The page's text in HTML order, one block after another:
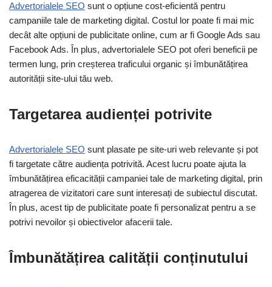
Advertorialele SEO sunt o opțiune cost-eficientă pentru
campaniile tale de marketing digital. Costul lor poate fi mai mic
decât alte opțiuni de publicitate online, cum ar fi Google Ads sau
Facebook Ads. În plus, advertorialele SEO pot oferi beneficii pe
termen lung, prin creșterea traficului organic și îmbunătățirea
autorității site-ului tău web.
Targetarea audienței potrivite
Advertorialele SEO sunt plasate pe site-uri web relevante și pot
fi targetate către audiența potrivită. Acest lucru poate ajuta la
îmbunătățirea eficacității campaniei tale de marketing digital, prin
atragerea de vizitatori care sunt interesați de subiectul discutat.
În plus, acest tip de publicitate poate fi personalizat pentru a se
potrivi nevoilor și obiectivelor afacerii tale.
Îmbunătățirea calității conținutului